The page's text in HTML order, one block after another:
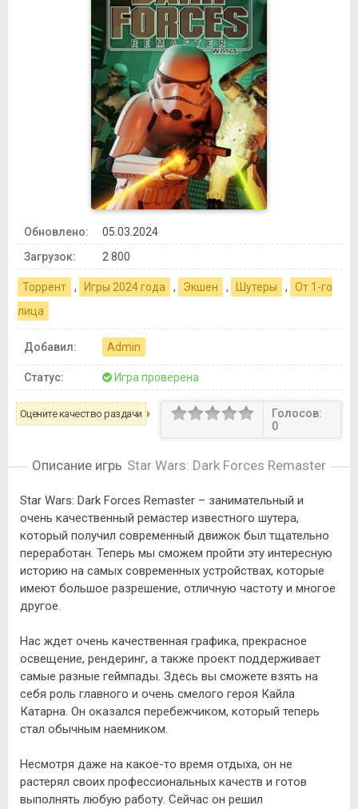
Обновлено:
05.03.2024
Загрузок:
2 800
Торрент , Игры 2024 года , Экшен , Шутеры ,
От 1-го
лица
Добавил: Admin
Статус: Игра проверена
Оцените качество раздачи
Голосов:
0
Описание игры Star Wars: Dark Forces Remaster
Star Wars: Dark Forces Remaster – занимательный и
очень качественный ремастер известного шутера,
который получил современный движок был тщательно
переработан. Теперь мы сможем пройти эту интересную
историю на самых современных устройствах, которые
имеют большое разрешение, отличную частоту и многое
другое.
Нас ждет очень качественная графика, прекрасное
освещение, рендеринг, а также проект поддерживает
самые разные геймпады. Здесь вы сможете взять на
себя роль главного и очень смелого героя Кайла
Катарна. Он оказался перебежчиком, который теперь
стал обычным наемником.
Несмотря даже на какое-то время отдыха, он не
растерял своих профессиональных качеств и готов
выполнять любую работу. Сейчас он решил